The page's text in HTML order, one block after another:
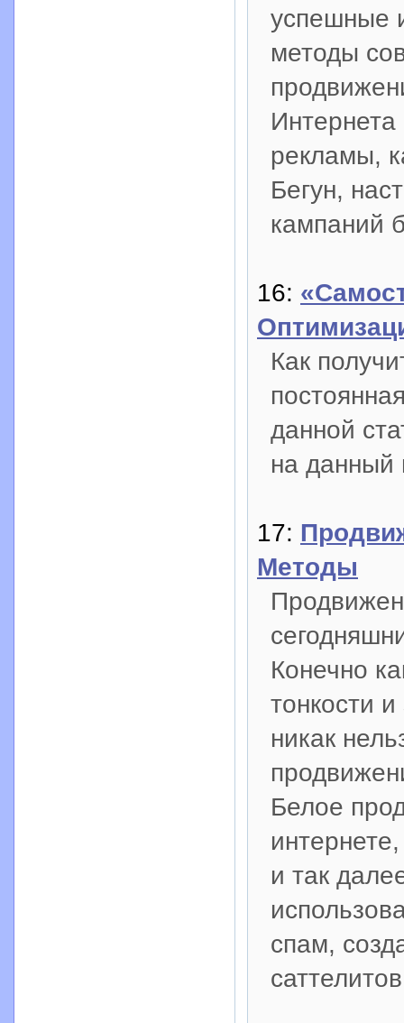
успешные
методы
Интернета
рекламы,
Бегун,
кампаний
16:
Как
данной
на данный
17:
Методы
Конечно
тонкости
никак
Белое
и так
спам,